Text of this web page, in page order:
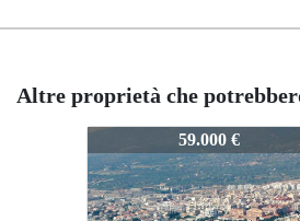
Altre proprietà che
10036